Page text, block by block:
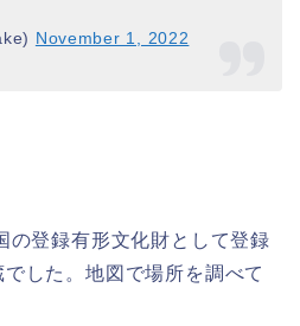
November 1, 2022
の登録有形文化財として登録
した。地図で場所を調べて